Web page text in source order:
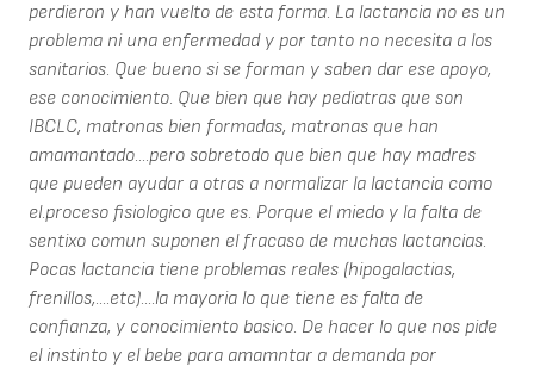
perdieron y han vuelto de esta forma. La lactancia no es un
problema ni una enfermedad y por tanto no necesita a los
sanitarios. Que bueno si se forman y saben dar ese apoyo,
ese conocimiento. Que bien que hay pediatras que son
IBCLC, matronas bien formadas, matronas que han
amamantado....pero sobretodo que bien que hay madres
que pueden ayudar a otras a normalizar la lactancia como
el.proceso fisiologico que es. Porque el miedo y la falta de
sentixo comun suponen el fracaso de muchas lactancias.
Pocas lactancia tiene problemas reales (hipogalactias,
frenillos,....etc)....la mayoria lo que tiene es falta de
confianza, y conocimiento basico. De hacer lo que nos pide
el instinto y el bebe para amamntar a demanda por